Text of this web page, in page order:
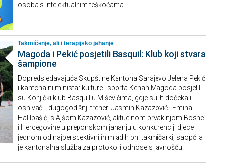
osoba s intelektualnim teškoćama.
Takmičenje, ali i terapijsko jahanje
Magoda i Pekić posjetili Basquil: Klub koji stvara
šampione
Dopredsjedavajuća Skupštine Kantona Sarajevo Jelena Pekić
i kantonalni ministar kulture i sporta Kenan Magoda posjetili
su Konjički klub Basquil u Miševićima, gdje su ih dočekali
osnivači i dugogodišnji treneri Jasmin Kazazović i Emina
Halilbašić, s Ajšom Kazazović, aktuelnom prvakinjom Bosne
i Hercegovine u preponskom jahanju u konkurenciji djece i
jednom od najperspektivnijih mladih bh. takmičarki, saopćila
je kantonalna služba za protokol i odnose s javnošću.